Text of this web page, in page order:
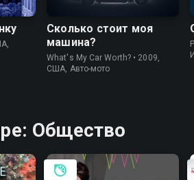
Сколько стоит моя
машина?
What's My Car Worth? • 2009,
США, Авто-мото
Общество